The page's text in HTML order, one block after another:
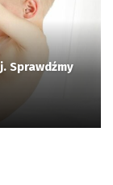
Sprawdźmy